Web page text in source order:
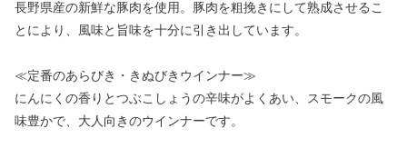
長野県産の新鮮な豚肉を使用。豚肉を粗挽きにして熟成させるこ
とにより、風味と旨味を十分に引き出しています。
≪定番のあらびき・きぬびきウインナー≫
にんにくの香りとつぶこしょうの辛味がよくあい、スモークの風
味豊かで、大人向きのウインナーです。